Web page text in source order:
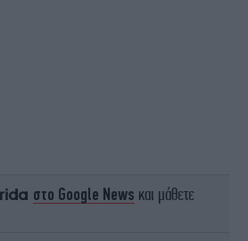
στο Google News και μάθετε